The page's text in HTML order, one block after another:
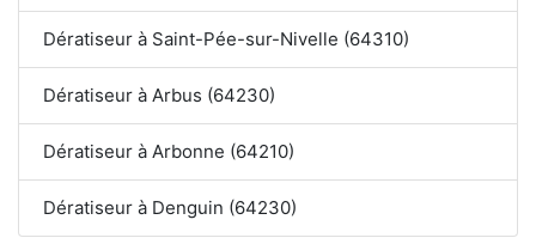
Dératiseur à Saint-Pée-sur-Nivelle (64310)
Dératiseur à Arbus (64230)
Dératiseur à Arbonne (64210)
Dératiseur à Denguin (64230)